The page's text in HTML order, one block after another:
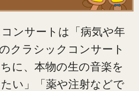
ンサートは「病気や年
クラシックコンサート
に、本物の生の音楽を
い」「薬や注射などで